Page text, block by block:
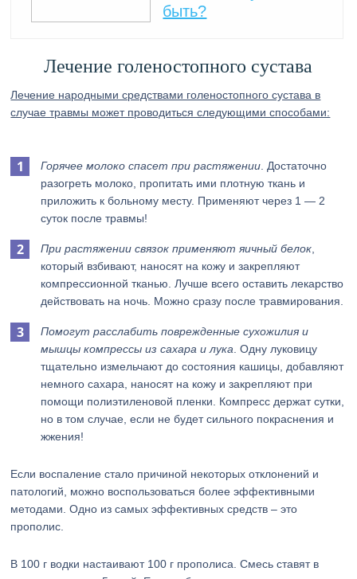
быть?
Лечение голеностопного сустава
Лечение народными средствами голеностопного сустава в
случае травмы может проводиться следующими способами:
Горячее молоко спасет при растяжении . Достаточно
разогреть молоко, пропитать ими плотную ткань и
приложить к больному месту. Применяют через 1 — 2
суток после травмы!
При растяжении связок применяют яичный белок
который взбивают, наносят на кожу и закрепляют
компрессионной тканью. Лучше всего оставить лекарство
действовать на ночь. Можно сразу после травмирования.
Помогут расслабить поврежденные сухожилия и
мышцы компрессы из сахара и лука . Одну луковицу
тщательно измельчают до состояния кашицы, добавляют
немного сахара, наносят на кожу и закрепляют при
помощи полиэтиленовой пленки. Компресс держат сутки,
но в том случае, если не будет сильного покраснения и
жжения!
Если воспаление стало причиной некоторых отклонений и
патологий, можно воспользоваться более эффективными
методами. Одно из самых эффективных средств – это
прополис.
В 100 г водки настаивают 100 г прополиса. Смесь ставят в